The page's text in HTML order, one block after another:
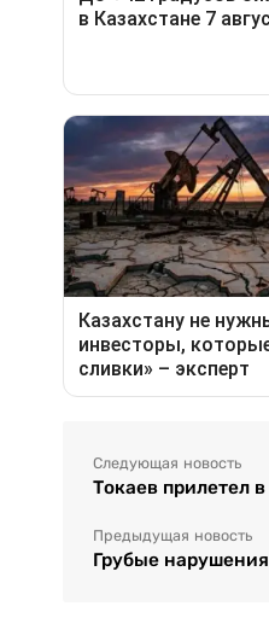
Следующая новость
Токаев прилетел
Предыдущая новость
Грубые